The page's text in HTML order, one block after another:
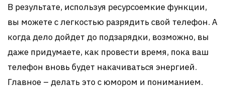
В результате, используя ресурсоемкие функции,
вы можете с легкостью разрядить свой телефон. А
когда дело дойдет до подзарядки, возможно, вы
даже придумаете, как провести время, пока ваш
телефон вновь будет накачиваться энергией.
Главное – делать это с юмором и пониманием.